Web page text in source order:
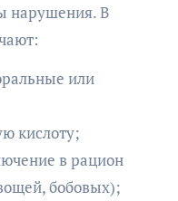
нарушения. В
или
кислоту;
в рацион
бобовых);